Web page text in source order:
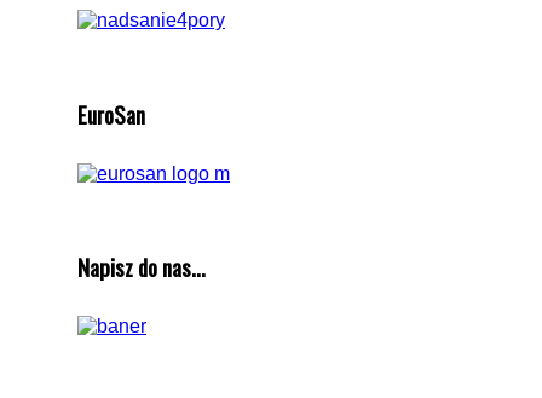
EuroSan
Napisz do nas...